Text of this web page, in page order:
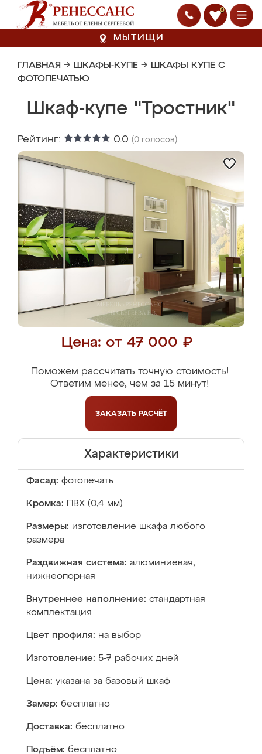
0
МЫТИЩИ
ГЛАВНАЯ → ШКАФЫ-КУПЕ → ШКАФЫ КУПЕ С
ФОТОПЕЧАТЬЮ
Шкаф-купе "Тростник"
Рейтинг: 0.0 (0 голосов)
Цена: от 47 000 ₽
Поможем рассчитать точную стоимость!
Ответим менее, чем за 15 минут!
ЗАКАЗАТЬ РАСЧЁТ
Характеристики
Фасад: фотопечать
Кромка: ПВХ (0,4 мм)
Размеры: изготовление шкафа любого
размера
Раздвижная система: алюминиевая,
нижнеопорная
Внутреннее наполнение: стандартная
комплектация
Цвет профиля: на выбор
Изготовление: 5-7 рабочих дней
Цена: указана за базовый шкаф
Замер: бесплатно
Доставка: бесплатно
Подъём: бесплатно